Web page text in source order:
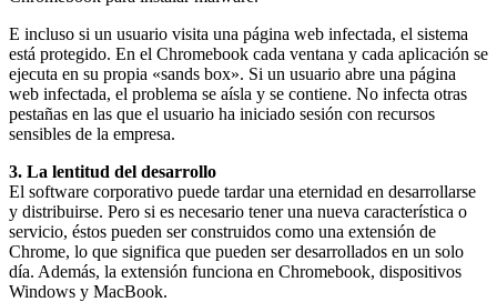
E incluso si un usuario visita una página web infectada, el sistema
está protegido. En el Chromebook cada ventana y cada aplicación se
ejecuta en su propia «sands box». Si un usuario abre una página
web infectada, el problema se aísla y se contiene. No infecta otras
pestañas en las que el usuario ha iniciado sesión con recursos
sensibles de la empresa.
3. La lentitud del desarrollo
El software corporativo puede tardar una eternidad en desarrollarse
y distribuirse. Pero si es necesario tener una nueva característica o
servicio, éstos pueden ser construidos como una extensión de
Chrome, lo que significa que pueden ser desarrollados en un solo
día. Además, la extensión funciona en Chromebook, dispositivos
Windows y MacBook.